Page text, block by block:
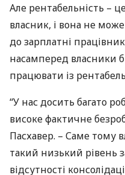
Але рентабельність –
власник, і вона не
до зарплатні
насамперед власники
працювати із
“У нас досить багато
високе фактичне
Пасхавер. – Саме тому
такий низький рівень
відсутності